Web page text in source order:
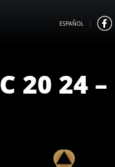
ESPAÑOL |
C 20 24 –